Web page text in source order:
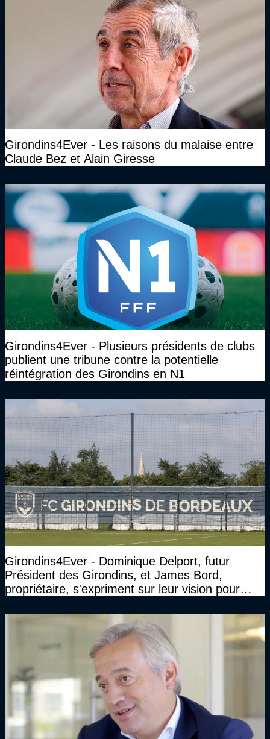
Girondins4Ever - Les raisons du malaise entre
Claude Bez et Alain Giresse
Girondins4Ever - Plusieurs présidents de clubs
publient une tribune contre la potentielle
réintégration des Girondins en N1
Girondins4Ever - Dominique Delport, futur
Président des Girondins, et James Bord,
propriétaire, s'expriment sur leur vision pour